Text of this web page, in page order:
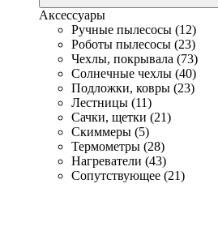
Аксессуары
Ручные пылесосы (12)
Роботы пылесосы (23)
Чехлы, покрывала (73)
Солнечные чехлы (40)
Подложки, ковры (23)
Лестницы (11)
Сачки, щетки (21)
Скиммеры (5)
Термометры (28)
Нагреватели (43)
Сопутствующее (21)